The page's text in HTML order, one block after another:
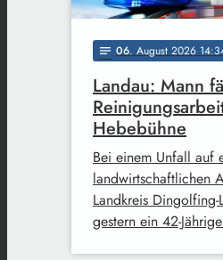
notes 06. August 2026
Landau: Mann
Hebebühne
Bei einem Unfall auf
landwirtschaftlichen
Landkreis Dingolfing-
gestern ein 42-